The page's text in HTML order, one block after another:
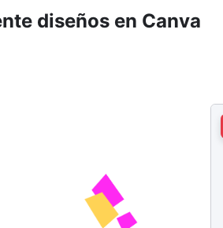
diseños en Canva